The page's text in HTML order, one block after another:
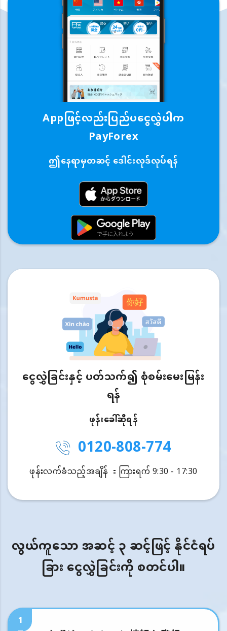
Appဖြင့်လည်းပြည်ပငွေလွှဲပါက
PayForex
ဤနေရာမှတဆင့် ဒေါင်းလုဒ်လုပ်ရန်
ငွေလွှဲခြင်းနှင့် ပတ်သက်၍ စုံစမ်းမေးမြန်း
ရန်
ဖုန်းခေါ်ဆိုရန်
0120-808-774
ဖုန်းလက်ခံသည့်အချိန် ：ကြားရက် 9:30 - 17:30
လွယ်ကူသော အဆင့် ၃ ဆင့်ဖြင့် နိုင်ငံရပ်
ခြား ငွေလွှဲခြင်းကို စတင်ပါ။
1